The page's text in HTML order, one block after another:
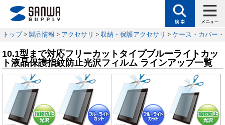
トップ > 製品情報 > アクセサリ > 収納・保護アクセサリ > ケース・カバー
10.1型まで対応フリーカットタイプブルーライトカッ
ト液晶保護指紋防止光沢フィルム ラインアップ一覧